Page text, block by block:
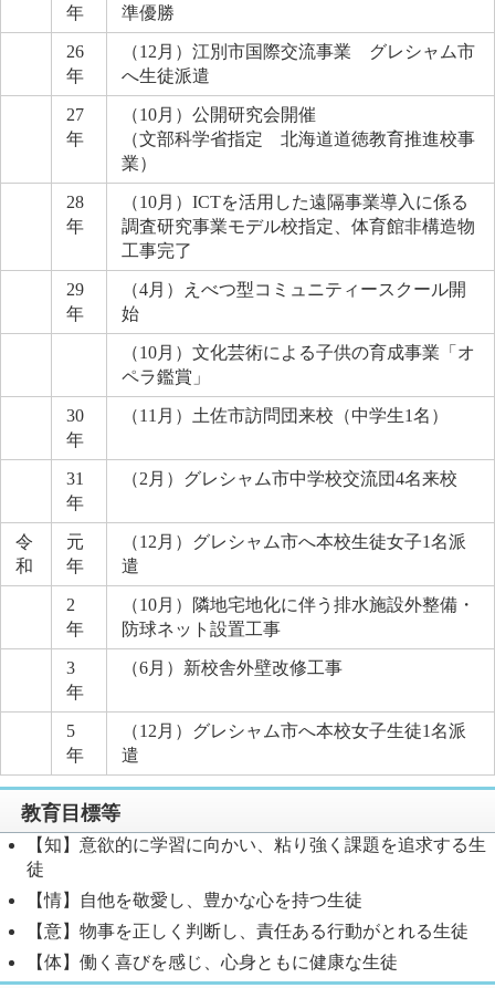
年 準優勝
26
年
（12月）江別市国際交流事業 グレシャム市
へ生徒派遣
27
年
（10月）公開研究会開催
（文部科学省指定 北海道道徳教育推進校事
業）
28
年
（10月）ICTを活用した遠隔事業導入に係る
調査研究事業モデル校指定、体育館非構造物
工事完了
29
年
（4月）えべつ型コミュニティースクール開
始
（10月）文化芸術による子供の育成事業「オ
ペラ鑑賞」
30
年
（11月）土佐市訪問団来校（中学生1名）
31
年
（2月）グレシャム市中学校交流団4名来校
令
和
元
年
（12月）グレシャム市へ本校生徒女子1名派
遣
2
年
（10月）隣地宅地化に伴う排水施設外整備・
防球ネット設置工事
3
年
（6月）新校舎外壁改修工事
5
年
（12月）グレシャム市へ本校女子生徒1名派
遣
教育目標等
【知】意欲的に学習に向かい、粘り強く課題を追求する生
徒
【情】自他を敬愛し、豊かな心を持つ生徒
【意】物事を正しく判断し、責任ある行動がとれる生徒
【体】働く喜びを感じ、心身ともに健康な生徒